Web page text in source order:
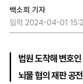
백소희 기자
입력 2024-04-01
법원 도착해 변호
뇌물 혐의 재판 공